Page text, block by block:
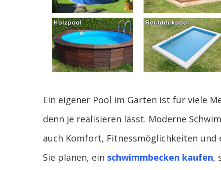
Ein eigener Pool im Garten ist für viele
denn je realisieren lässt. Moderne
auch Komfort, Fitnessmöglichkeiten
Sie planen, ein schwimmbecken kaufen,